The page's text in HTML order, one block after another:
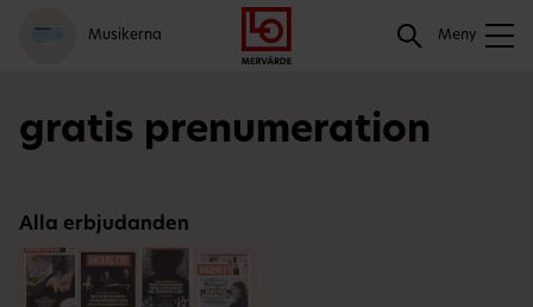
Gå
till
meny
Logga
in
Hoppa
till
innehåll
Musikerna Meny
Sök
gratis prenumeration
Alla erbjudanden